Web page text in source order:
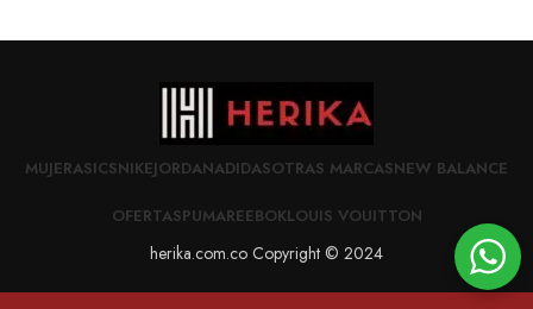
MUJERASICSNIKEJORDANADIDASOTRAS MARCASNEW BALANCE
OFERTASPUMAREEBOKLOUIS VOUITTON
herika.com.co Copyright © 2024